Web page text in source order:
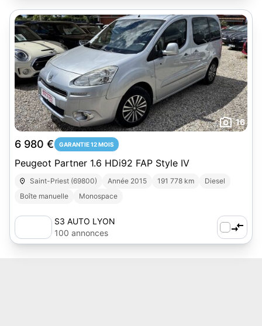
16
6 980 € GARANTIE 12 MOIS
Peugeot Partner 1.6 HDi92 FAP Style IV
Saint-Priest (69800) Année 2015 191 778 km
Diesel
Boîte manuelle
Monospace
S3 AUTO LYON
100 annonces